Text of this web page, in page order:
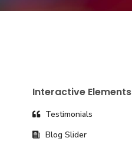
Interactive Elements
Testimonials
Blog Slider